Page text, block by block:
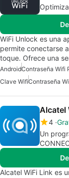
WiFi Unlock es una
permite conectarse
toque. Ofrece una
AndroidContraseña Wifi
Clave WifiContraseña
Alcatel
4
Un
Alcatel WiFi Link es